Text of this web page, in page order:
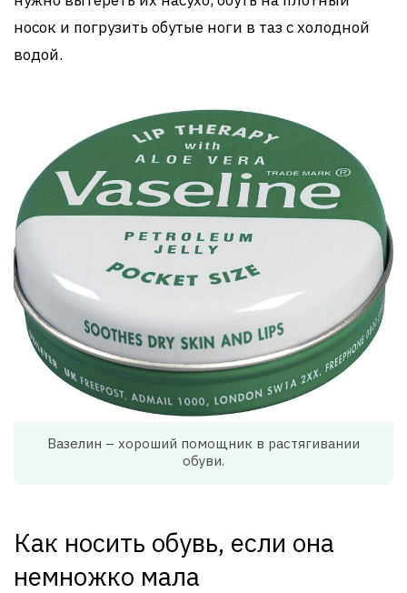
носок и погрузить обутые ноги в таз с холодной
водой.
Вазелин – хороший помощник в растягивании
обуви.
Как носить обувь, если она
немножко мала